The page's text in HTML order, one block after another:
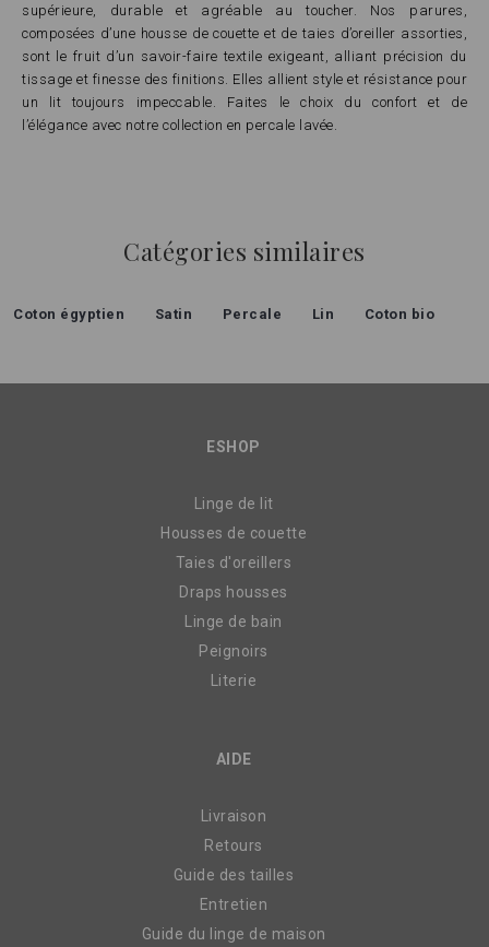
supérieure, durable et agréable au toucher. Nos parures,
composées d’une housse de couette et de taies d’oreiller assorties,
sont le fruit d’un savoir-faire textile exigeant, alliant précision du
tissage et finesse des finitions. Elles allient style et résistance pour
un lit toujours impeccable. Faites le choix du confort et de
l’élégance avec notre collection en percale lavée.
Catégories similaires
Coton égyptien Satin Percale Lin Coton bio
ESHOP
Linge de lit
Housses de couette
Taies d'oreillers
Draps housses
Linge de bain
Peignoirs
Literie
AIDE
Livraison
Retours
Guide des tailles
Entretien
Guide du linge de maison